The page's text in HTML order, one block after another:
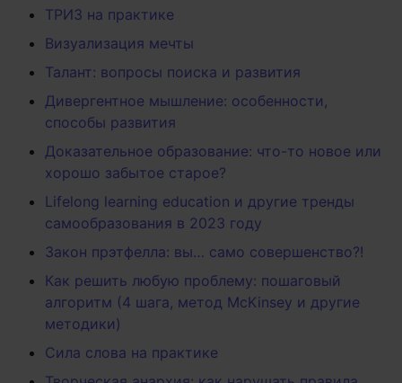
ТРИЗ на практике
Визуализация мечты
Талант: вопросы поиска и развития
Дивергентное мышление: особенности,
способы развития
Доказательное образование: что-то новое или
хорошо забытое старое?
Lifelong learning education и другие тренды
самообразования в 2023 году
Закон прэтфелла: вы… само совершенство?!
Как решить любую проблему: пошаговый
алгоритм (4 шага, метод McKinsey и другие
методики)
Сила слова на практике